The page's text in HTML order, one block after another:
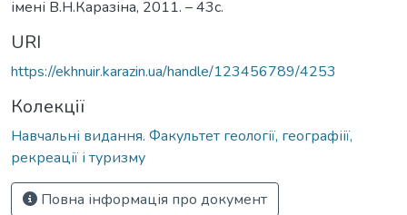
імені В.Н.Каразіна, 2011. – 43с.
URI
https://ekhnuir.karazin.ua/handle/123456789/4253
Колекції
Навчальні видання. Факультет геології, географіії,
рекреації і туризму
Повна інформація про документ